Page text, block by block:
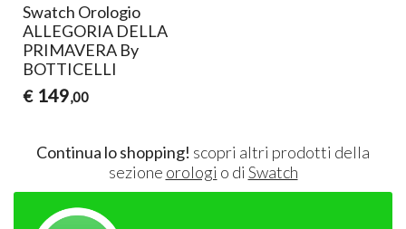
Swatch Orologio
ALLEGORIA DELLA
PRIMAVERA By
BOTTICELLI
€ 149,00
Continua lo shopping! scopri altri prodotti della
sezione orologi o di Swatch